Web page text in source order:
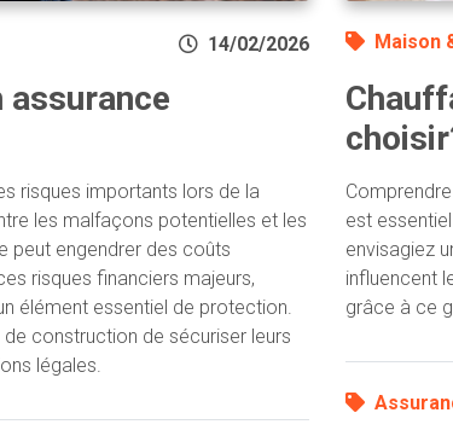
14/02/2026
risques importants lors de la
les malfaçons potentielles et les
peut engendrer des coûts
risques financiers majeurs,
élément essentiel de protection.
construction de sécuriser leurs
légales.
Maison
est
envisagiez
influencent
grâce à ce